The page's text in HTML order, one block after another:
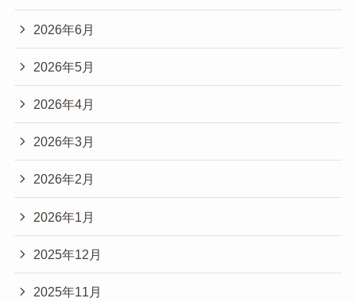
2026年6月
2026年5月
2026年4月
2026年3月
2026年2月
2026年1月
2025年12月
2025年11月